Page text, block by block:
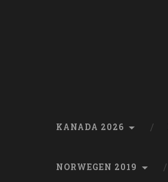
KANADA 2026
NORWEGEN 2019